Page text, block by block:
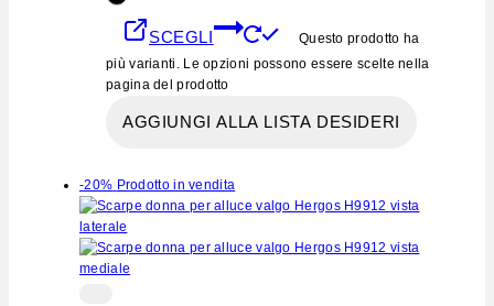
SCEGLI
Questo prodotto ha
più varianti. Le opzioni possono essere scelte nella
pagina del prodotto
AGGIUNGI ALLA LISTA DESIDERI
-20% Prodotto in vendita